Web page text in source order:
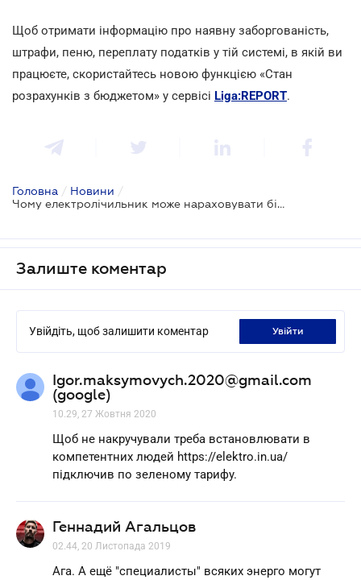
Щоб отримати інформацію про наявну заборгованість,
штрафи, пеню, переплату податків у тій системі, в якій ви
працюєте, скористайтесь новою функцією «Стан
розрахунків з бюджетом» у сервісі Liga:REPORT.
Головна / Новини /
Чому електролічильник може нараховувати більше електрики, ніж ви споживаєте
Залиште коментар
Увійдіть, щоб залишити коментар увійти
Igor.maksymovych.2020@gmail.com
(google)
10.29, 27 Жовтня 2020
Щоб не накручували треба встановлювати в
компетентних людей https://elektro.in.ua/
підключив по зеленому тарифу.
Геннадий Агальцов
02.44, 20 Листопада 2019
Ага. А ещё "специалисты" всяких энерго могут